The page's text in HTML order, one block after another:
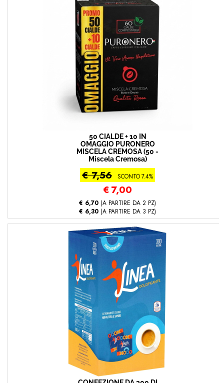
50 CIALDE + 10 IN
OMAGGIO PURONERO
MISCELA CREMOSA (50 -
Miscela Cremosa)
€ 7,56 SCONTO 7.4%
€ 7,00
€ 6,70 (A PARTIRE DA 2 PZ)
€ 6,30 (A PARTIRE DA 3 PZ)